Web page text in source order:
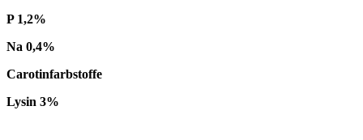
P 1,2%
Na 0,4%
Carotinfarbstoffe
Lysin 3%